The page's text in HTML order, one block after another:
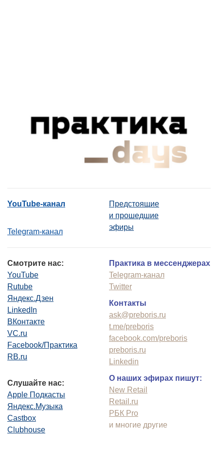
YouTube-канал
Telegram-канал
Предстоящие
и прошедшие
эфиры
Смотрите нас:
YouTube
Rutube
Яндекс.Дзен
LinkedIn
ВКонтакте
VC.ru
Facebook/Практика
RB.ru
Слушайте нас:
Apple Подкасты
Яндекс.Музыка
Castbox
Clubhouse
Практика в мессенджерах
Telegram-канал
Twitter
Контакты
ask@preboris.ru
t.me/preboris
facebook.com/preboris
preboris.ru
Linkedin
О наших эфирах пишут:
New Retail
Retail.ru
РБК Pro
и многие другие